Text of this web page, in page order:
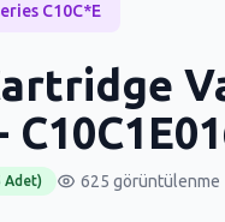
C10C*E
Adet) 625 görüntülenme